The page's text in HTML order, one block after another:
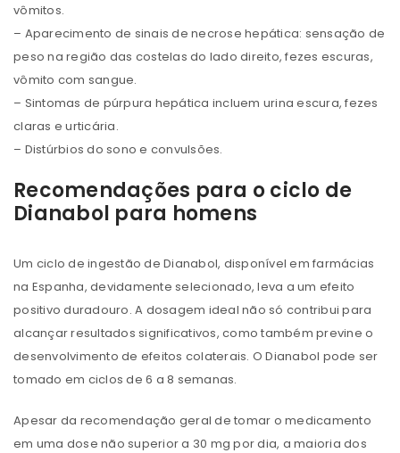
vômitos.
– Aparecimento de sinais de necrose hepática: sensação de
peso na região das costelas do lado direito, fezes escuras,
vômito com sangue.
– Sintomas de púrpura hepática incluem urina escura, fezes
claras e urticária.
– Distúrbios do sono e convulsões.
Recomendações para o ciclo de
Dianabol para homens
Um ciclo de ingestão de Dianabol, disponível em farmácias
na Espanha, devidamente selecionado, leva a um efeito
positivo duradouro. A dosagem ideal não só contribui para
alcançar resultados significativos, como também previne o
desenvolvimento de efeitos colaterais. O Dianabol pode ser
tomado em ciclos de 6 a 8 semanas.
Apesar da recomendação geral de tomar o medicamento
em uma dose não superior a 30 mg por dia, a maioria dos